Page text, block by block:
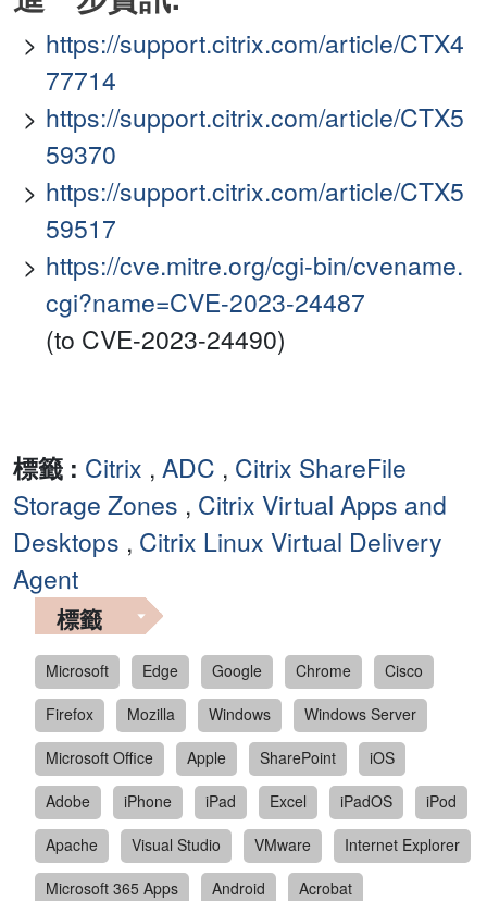
https://support.citrix.com/article/CTX4
77714
https://support.citrix.com/article/CTX5
59370
https://support.citrix.com/article/CTX5
59517
https://cve.mitre.org/cgi-bin/cvename.
cgi?name=CVE-2023-24487
(to CVE-2023-24490)
標籤 : Citrix , ADC , Citrix ShareFile
Storage Zones , Citrix Virtual Apps and
Desktops , Citrix Linux Virtual Delivery
Agent
標籤
Microsoft Edge Google Chrome
Cisco
Firefox
Mozilla Windows
Windows Server
Microsoft Office
Apple SharePoint
iOS
Adobe
iPhone iPad Excel iPadOS
iPod
Apache
Visual Studio VMware
Internet Explorer
Microsoft 365 Apps
Android
Acrobat